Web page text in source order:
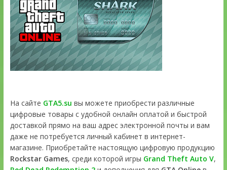
На сайте GTA5.su вы можете приобрести различные
цифровые товары с удобной онлайн оплатой и быстрой
доставкой прямо на ваш адрес электронной почты и вам
даже не потребуется личный кабинет в интернет-
магазине. Приобретайте настоящую цифровую продукцию
Rockstar Games, среди которой игры Grand Theft Auto V,